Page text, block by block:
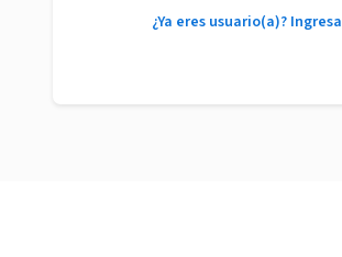
¿Ya eres usuario(a)? Ingresa